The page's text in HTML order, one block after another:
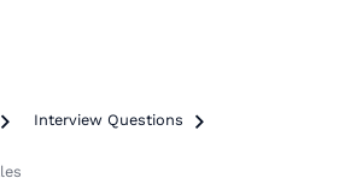
 Interview Questions 